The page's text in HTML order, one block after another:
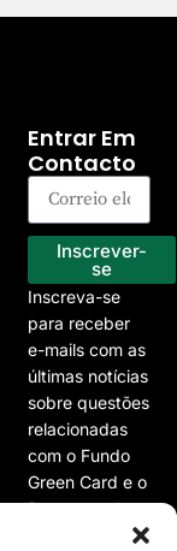
Entrar Em
Contacto
Inscrever-
se
Inscreva-se
para receber
e-mails com as
últimas notícias
sobre questões
relacionadas
com o Fundo
Green Card e o
Programa de